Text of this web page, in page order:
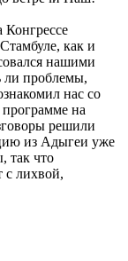
как и
нашими
ли проблемы,
нас со
программе на
решили
из Адыгеи уже
так что
с лихвой,